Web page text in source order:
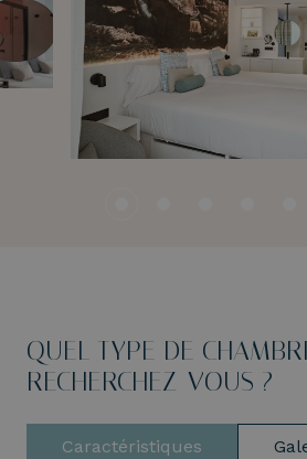
QUEL TYPE DE
RECHERCHEZ-VOUS ?
Caractéristiques